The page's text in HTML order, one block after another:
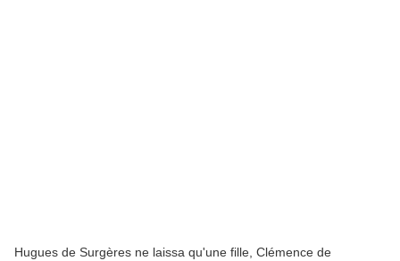
Hugues de Surgères ne laissa qu'une fille, Clémence de